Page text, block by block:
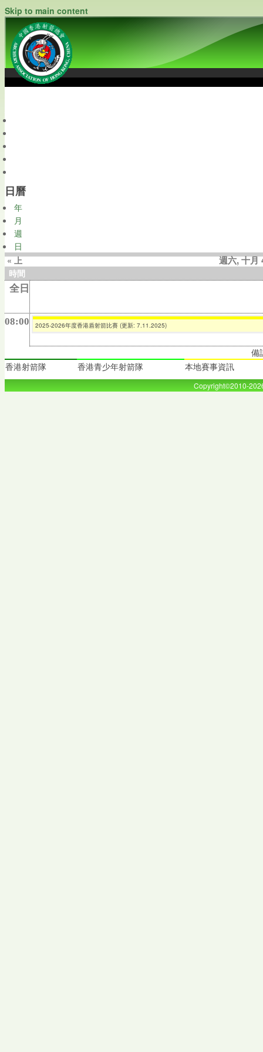
Skip to main content
日曆
年
月
週
日
« 上
週六, 十月
時間
全日
08:00 2025-2026年度香港盾射箭比賽 (更新: 7.11.2025)
備
香港射箭隊
香港青少年射箭隊 本地賽事資訊
Copyright©2010-